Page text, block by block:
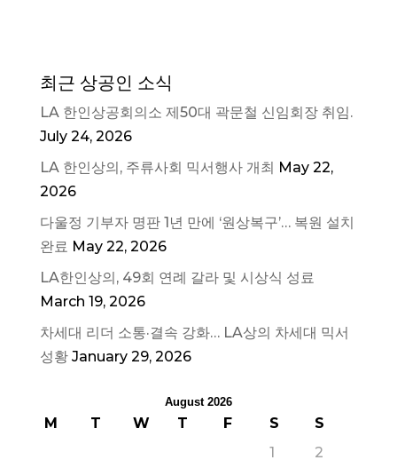
최근 상공인 소식
LA 한인상공회의소 제50대 곽문철 신임회장 취임.
July 24, 2026
LA 한인상의, 주류사회 믹서행사 개최 May 22,
2026
다울정 기부자 명판 1년 만에 ‘원상복구’… 복원 설치
완료 May 22, 2026
LA한인상의, 49회 연례 갈라 및 시상식 성료
March 19, 2026
차세대 리더 소통·결속 강화… LA상의 차세대 믹서
성황 January 29, 2026
August 2026
M T W T F S
S
1
2